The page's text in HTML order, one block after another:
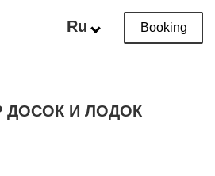
Ru Booking
ДОСОК И ЛОДОК